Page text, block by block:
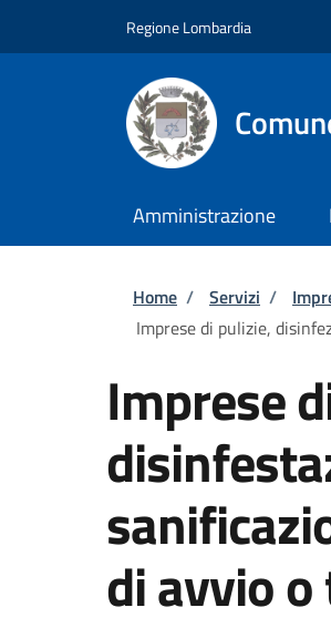
Regione Lombardia
Amministrazione
Briciole
Home / Servizi /
Imprese di pulizie,
Imprese
di avvio